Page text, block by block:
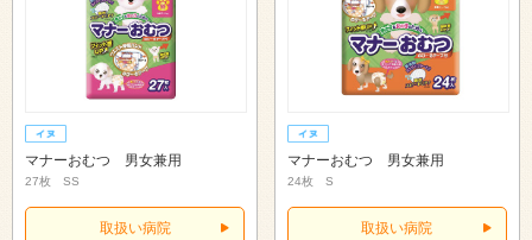
マナーおむつ 男女兼用
27枚 SS
取扱い病院
マナーおむつ 男女兼用
24枚 S
取扱い病院